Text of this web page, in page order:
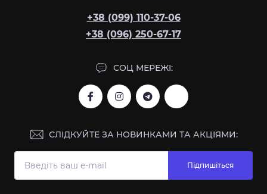
+38 (099) 110-37-06
+38 (096) 250-67-17
СОЦ МЕРЕЖІ:
СЛІДКУЙТЕ ЗА НОВИНКАМИ ТА АКЦІЯМИ:
Підпишіться